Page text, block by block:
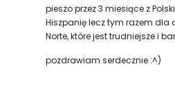
pieszo przez 3 miesiące z
Hiszpanię lecz tym razem dla
Norte, które jest trudniejsze i
pozdrawiam serdecznie :^)